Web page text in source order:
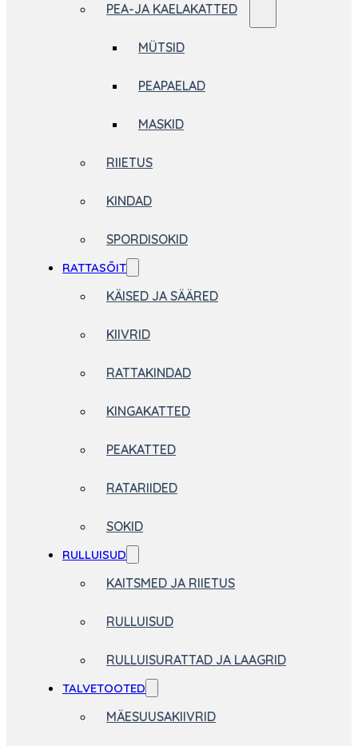
PEA-JA KAELAKATTED
MÜTSID
PEAPAELAD
MASKID
RIIETUS
KINDAD
SPORDISOKID
RATTASÕIT
KÄISED JA SÄÄRED
KIIVRID
RATTAKINDAD
KINGAKATTED
PEAKATTED
RATARIIDED
SOKID
RULLUISUD
KAITSMED JA RIIETUS
RULLUISUD
RULLUISURATTAD JA LAAGRID
TALVETOOTED
MÄESUUSAKIIVRID